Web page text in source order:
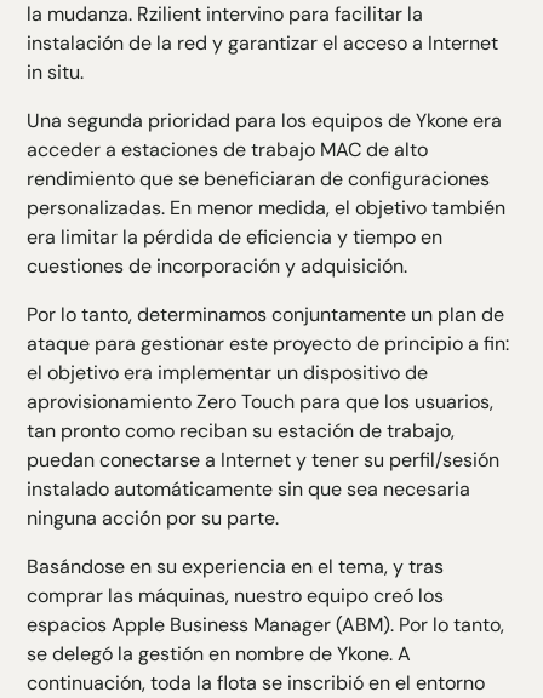
la mudanza. Rzilient intervino para facilitar la
instalación de la red y garantizar el acceso a Internet
in situ.
Una segunda prioridad para los equipos de Ykone era
acceder a estaciones de trabajo MAC de alto
rendimiento que se beneficiaran de configuraciones
personalizadas. En menor medida, el objetivo también
era limitar la pérdida de eficiencia y tiempo en
cuestiones de incorporación y adquisición.
Por lo tanto, determinamos conjuntamente un plan de
ataque para gestionar este proyecto de principio a fin:
el objetivo era implementar un dispositivo de
aprovisionamiento Zero Touch para que los usuarios,
tan pronto como reciban su estación de trabajo,
puedan conectarse a Internet y tener su perfil/sesión
instalado automáticamente sin que sea necesaria
ninguna acción por su parte.
Basándose en su experiencia en el tema, y tras
comprar las máquinas, nuestro equipo creó los
espacios Apple Business Manager (ABM). Por lo tanto,
se delegó la gestión en nombre de Ykone. A
continuación, toda la flota se inscribió en el entorno